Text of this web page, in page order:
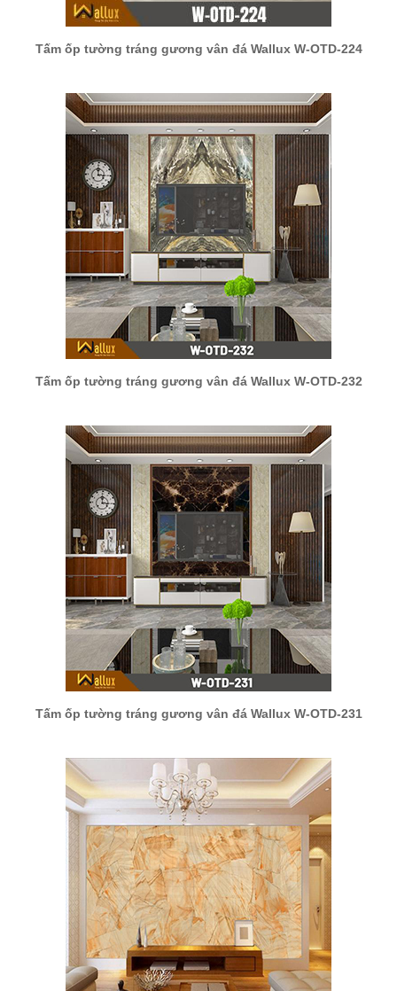
Tấm ốp tường tráng gương vân đá Wallux W-OTD-224
Tấm ốp tường tráng gương vân đá Wallux W-OTD-232
Tấm ốp tường tráng gương vân đá Wallux W-OTD-231